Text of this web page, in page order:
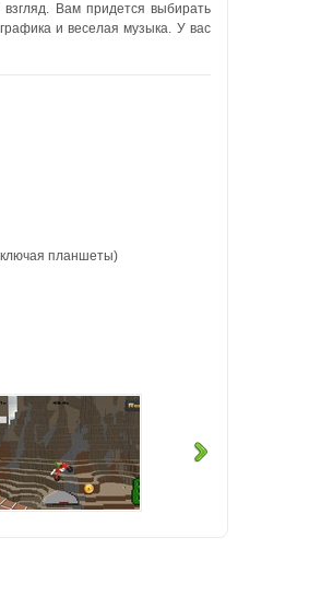
Вам придется выбирать
и веселая музыка. У вас
планшеты)